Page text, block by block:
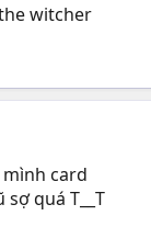
witcher
card
quá T__T